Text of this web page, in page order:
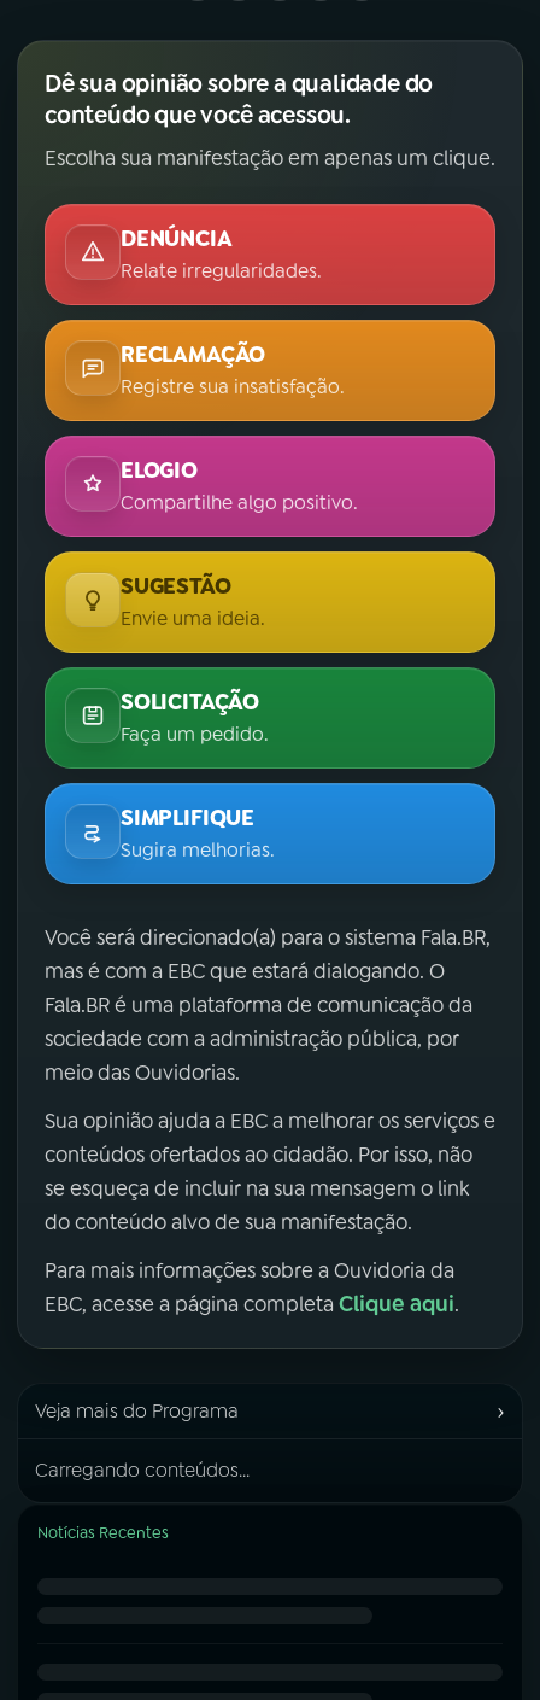
Dê sua opinião sobre a qualidade do
conteúdo que você acessou.
Escolha sua manifestação em apenas um clique.
DENÚNCIA
Relate irregularidades.
RECLAMAÇÃO
Registre sua insatisfação.
ELOGIO
Compartilhe algo positivo.
SUGESTÃO
Envie uma ideia.
SOLICITAÇÃO
Faça um pedido.
SIMPLIFIQUE
Sugira melhorias.
Você será direcionado(a) para o sistema Fala.BR,
mas é com a EBC que estará dialogando. O
Fala.BR é uma plataforma de comunicação da
sociedade com a administração pública, por
meio das Ouvidorias.
Sua opinião ajuda a EBC a melhorar os serviços e
conteúdos ofertados ao cidadão. Por isso, não
se esqueça de incluir na sua mensagem o link
do conteúdo alvo de sua manifestação.
Para mais informações sobre a Ouvidoria da
EBC, acesse a página completa Clique aqui.
Veja mais do Programa ›
Carregando conteúdos...
Notícias Recentes